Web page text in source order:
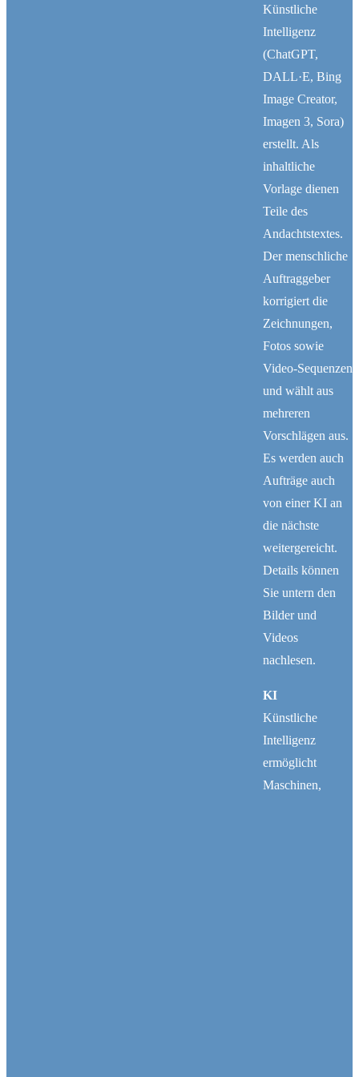
Künstliche
Intelligenz
(ChatGPT,
DALL·E, Bing
Image Creator,
Imagen 3, Sora)
erstellt. Als
inhaltliche
Vorlage dienen
Teile des
Andachtstextes.
Der menschliche
Auftraggeber
korrigiert die
Zeichnungen,
Fotos sowie
Video-Sequenzen
und wählt aus
mehreren
Vorschlägen aus.
Es werden auch
Aufträge auch
von einer KI an
die nächste
weitergereicht.
Details können
Sie untern den
Bilder und
Videos
nachlesen.
KI
Künstliche
Intelligenz
ermöglicht
Maschinen,